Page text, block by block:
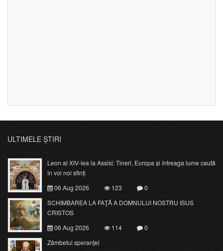
ULTIMELE ȘTIRI
Leon al XIV-lea la Assisi: Tineri, Europa și întreaga lume caută
în voi noi sfinți
06 Aug 2026
123
0
SCHIMBAREA LA FAŢĂ A DOMNULUI NOSTRU ISUS
CRISTOS
06 Aug 2026
114
0
Zâmbetul speranței